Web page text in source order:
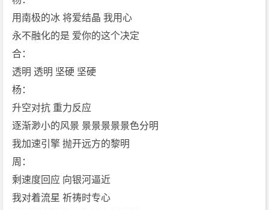
用南极的冰 将爱结晶 我用心
永不融化的是 爱你的这个决定
合：
透明 透明 坚硬 坚硬
杨：
升空对抗 重力反应
逐渐渺小的风景 景景景景景色分明
我加速引擎 抛开远方的黎明
周：
剩速度回应 向银河逼近
我对着流星 祈祷时专心